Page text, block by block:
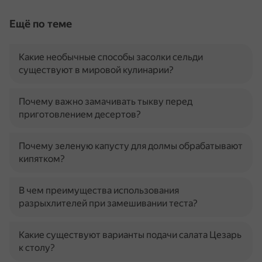
Ещё по теме
Какие необычные способы засолки сельди
существуют в мировой кулинарии?
Почему важно замачивать тыкву перед
приготовлением десертов?
Почему зеленую капусту для долмы обрабатывают
кипятком?
В чем преимущества использования
разрыхлителей при замешивании теста?
Какие существуют варианты подачи салата Цезарь
к столу?